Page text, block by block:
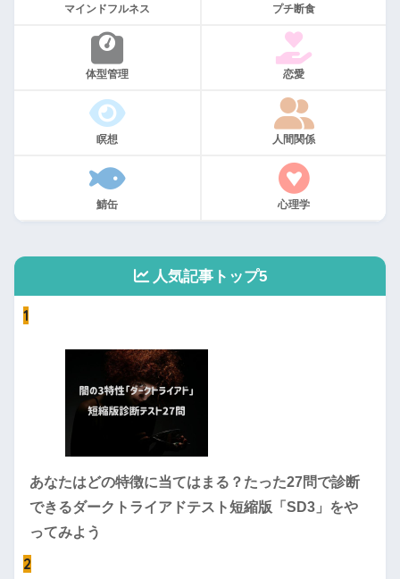
マインドフルネス プチ断食
体型管理 恋愛
瞑想 人間関係
鯖缶 心理学
人気記事トップ5
1
あなたはどの特徴に当てはまる？たった27問で診断
できるダークトライアドテスト短縮版「SD3」をや
ってみよう
2